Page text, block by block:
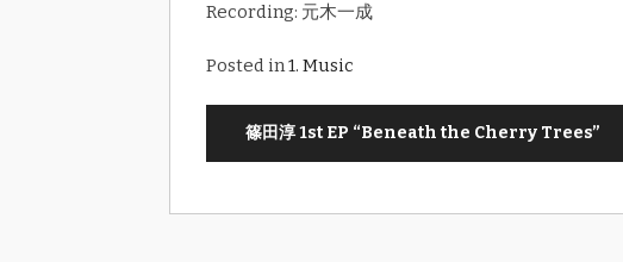
Recording: 元木一成
Posted in1. Music
篠田淳 1st EP “Beneath the Cherry Trees”